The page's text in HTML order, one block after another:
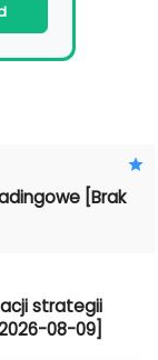
[Brak
strategii
08-09]